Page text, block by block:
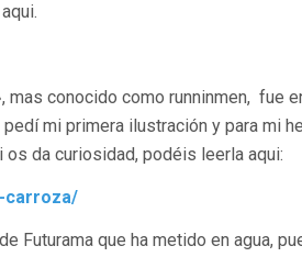
mas conocido como runninmen, fue
mi primera ilustración y para mi
da curiosidad, podéis leerla aqui:
carroza/
Futurama que ha metido en agua,